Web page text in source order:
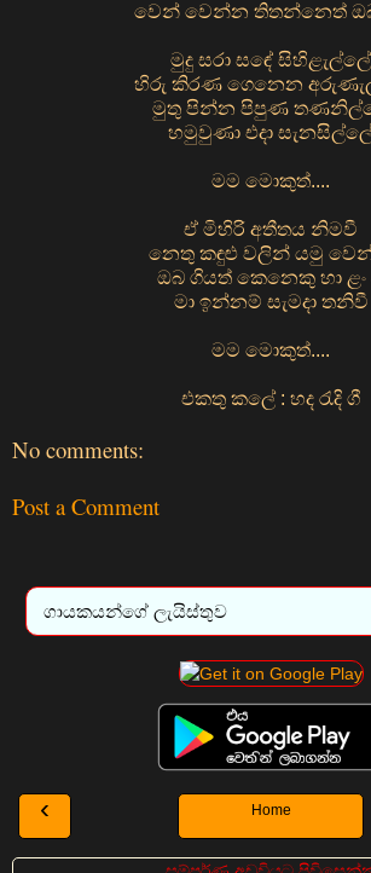
වෙන් වෙන්න තිතන්නෙත්
මුදු සරා සඳේ සිහිළැල්ලේ
හිරු කිරණ ගෙනෙන
මුතු පින්න පිපුණ
හමුවුණා එදා
මම මොකුත්....
ඒ මිහිරි අතීතය නිමවී
නෙතු කඳුළු වලින් යමු
ඔබ ගියත් කෙනෙකු හා ළං
මා ඉන්නම් සැමදා තනිවී
මම මොකුත්....
එකතු කලේ : හද රැදි ගී
No comments:
Post a Comment
‹ Home